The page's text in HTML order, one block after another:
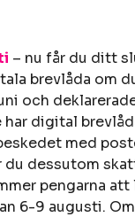
– nu får du ditt
brevlåda om
och
har digital
med
du dessutom
pengarna
6-9 augusti.